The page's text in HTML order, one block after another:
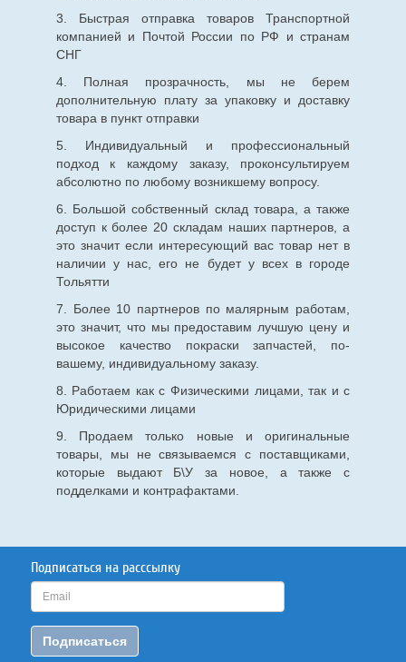
3. Быстрая отправка товаров Транспортной
компанией и Почтой России по РФ и странам
СНГ
4. Полная прозрачность, мы не берем
дополнительную плату за упаковку и доставку
товара в пункт отправки
5. Индивидуальный и профессиональный
подход к каждому заказу, проконсультируем
абсолютно по любому возникшему вопросу.
6. Большой собственный склад товара, а также
доступ к более 20 складам наших партнеров, а
это значит если интересующий вас товар нет в
наличии у нас, его не будет у всех в городе
Тольятти
7. Более 10 партнеров по малярным работам,
это значит, что мы предоставим лучшую цену и
высокое качество покраски запчастей, по-
вашему, индивидуальному заказу.
8. Работаем как с Физическими лицами, так и с
Юридическими лицами
9. Продаем только новые и оригинальные
товары, мы не связываемся с поставщиками,
которые выдают Б\У за новое, а также с
подделками и контрафактами.
Подписаться на расссылку
Подписаться